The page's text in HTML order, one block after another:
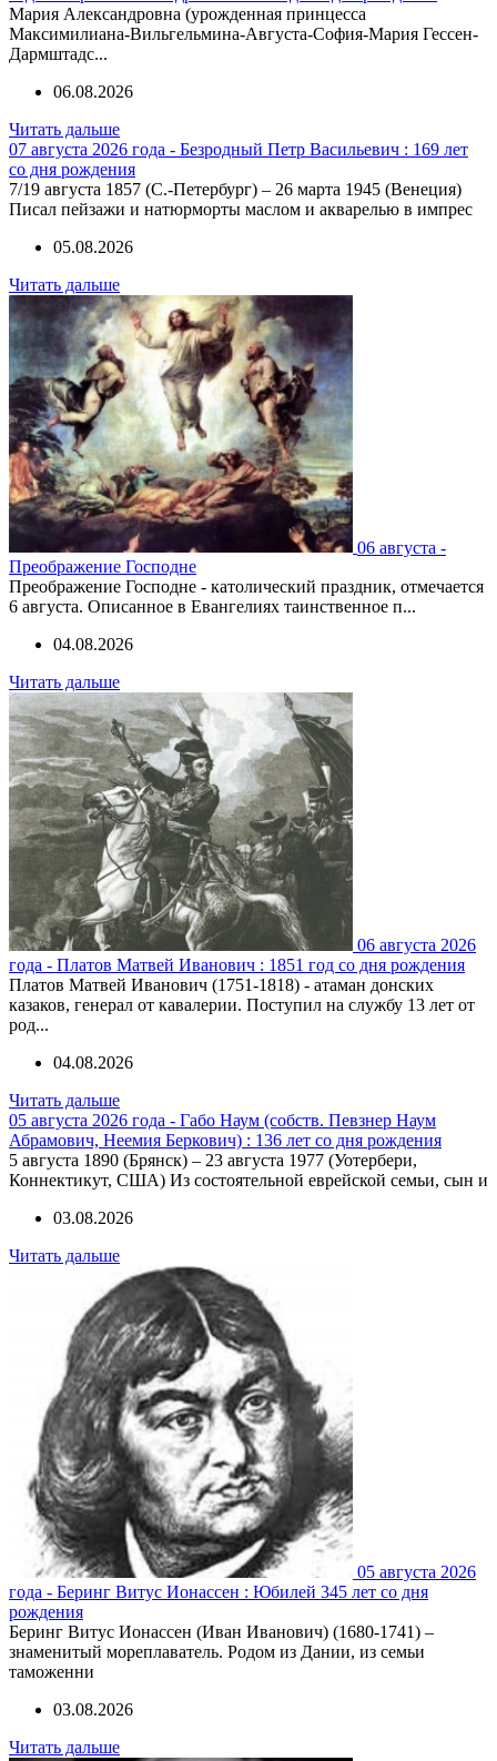
Мария Александровна (урожденная принцесса
Максимилиана-Вильгельмина-Августа-София-Мария Гессен-
Дармштадс...
06.08.2026
Читать дальше
07 августа 2026 года - Безродный Петр Васильевич : 169 лет
со дня рождения
7/19 августа 1857 (С.-Петербург) – 26 марта 1945 (Венеция)
Писал пейзажи и натюрморты маслом и акварелью в импрес
05.08.2026
Читать дальше
06 августа -
Преображение Господне
Преображение Господне - католический праздник, отмечается
6 августа. Описанное в Евангелиях таинственное п...
04.08.2026
Читать дальше
06 августа 2026
года - Платов Матвей Иванович : 1851 год со дня рождения
Платов Матвей Иванович (1751-1818) - атаман донских
казаков, генерал от кавалерии. Поступил на службу 13 лет от
род...
04.08.2026
Читать дальше
05 августа 2026 года - Габо Наум (собств. Певзнер Наум
Абрамович, Неемия Беркович) : 136 лет со дня рождения
5 августа 1890 (Брянск) – 23 августа 1977 (Уотербери,
Коннектикут, США) Из состоятельной еврейской семьи, сын и
03.08.2026
Читать дальше
05 августа 2026
года - Беринг Витус Ионассен : Юбилей 345 лет со дня
рождения
Беринг Витус Ионассен (Иван Иванович) (1680-1741) –
знаменитый мореплаватель. Родом из Дании, из семьи
таможенни
03.08.2026
Читать дальше